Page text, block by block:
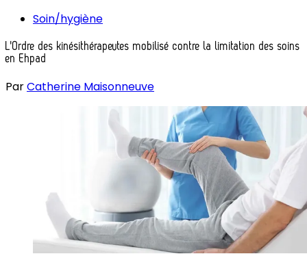
Soin/hygiène
L'Ordre des kinésithérapeutes mobilisé contre la limitation des soins
en Ehpad
ParCatherine Maisonneuve